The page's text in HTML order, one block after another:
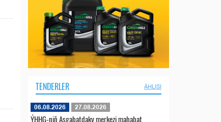
TENDERLER ÄHLISI
06.08.2026 27.08.2026
ÝHHG-niň Aşgabatdaky merkezi mahabat